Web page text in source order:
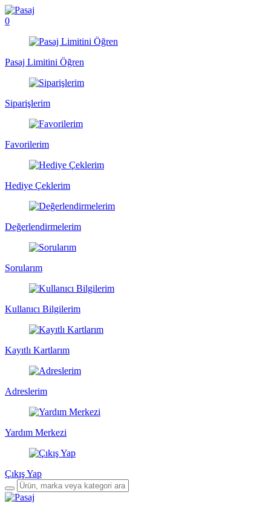
0
Pasaj Limitini Öğren
Siparişlerim
Favorilerim
Hediye Çeklerim
Değerlendirmelerim
Sorularım
Kullanıcı Bilgilerim
Kayıtlı Kartlarım
Adreslerim
Yardım Merkezi
Çıkış Yap